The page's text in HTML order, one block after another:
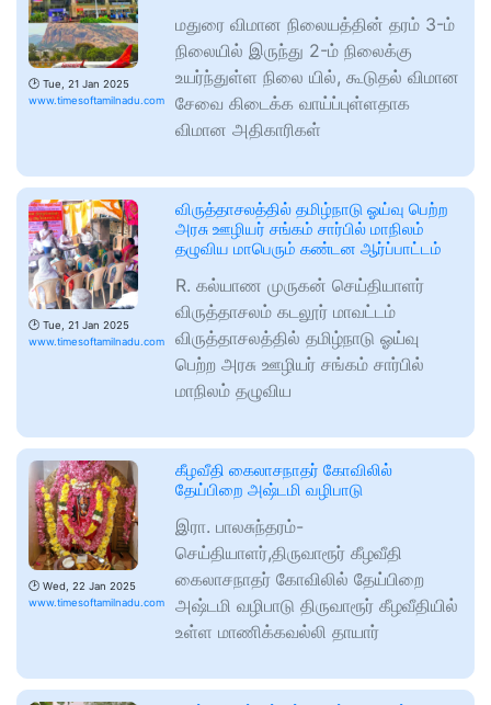
🕑 Tue, 21 Jan 2025
www.timesoftamilnadu.com
மதுரை விமான நிலையத்தின் தரம் 3-ம்
நிலையில் இருந்து 2-ம் நிலைக்கு
உயர்ந்துள்ள நிலை யில், கூடுதல் விமான
சேவை கிடைக்க வாய்ப்புள்ளதாக
விமான அதிகாரிகள்
🕑 Tue, 21 Jan 2025
www.timesoftamilnadu.com
விருத்தாசலத்தில் தமிழ்நாடு ஓய்வு பெற்ற
அரசு ஊழியர் சங்கம் சார்பில் மாநிலம்
தழுவிய மாபெரும் கண்டன ஆர்ப்பாட்டம்
R. கல்யாண முருகன் செய்தியாளர்
விருத்தாசலம் கடலூர் மாவட்டம்
விருத்தாசலத்தில் தமிழ்நாடு ஓய்வு
பெற்ற அரசு ஊழியர் சங்கம் சார்பில்
மாநிலம் தழுவிய
🕑 Wed, 22 Jan 2025
www.timesoftamilnadu.com
கீழவீதி கைலாசநாதர் கோவிலில்
தேய்பிறை அஷ்டமி வழிபாடு
இரா. பாலசுந்தரம்-
செய்தியாளர்,திருவாரூர் கீழவீதி
கைலாசநாதர் கோவிலில் தேய்பிறை
அஷ்டமி வழிபாடு திருவாரூர் கீழவீதியில்
உள்ள மாணிக்கவல்லி தாயார்